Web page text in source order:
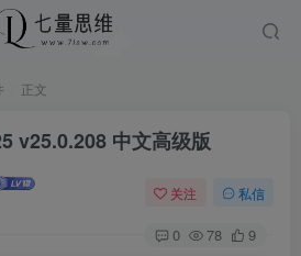
正文
v25.0.208 中文高级版
关注 私信
0 78 9